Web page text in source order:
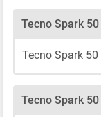
Tecno Spark 50
Tecno Spark 50
Tecno Spark